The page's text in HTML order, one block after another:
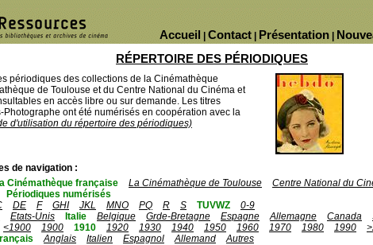
Présentation
Contact
Accueil
RÉPERTOIRE DES PÉRIODIQUES
périodiques des collections de la Cinémathèque
de Toulouse et du Centre National du Cinéma et
en accès libre ou sur demande. Les titres
ont été numérisés en coopération avec la
d'utilisation du répertoire des périodiques)
de navigation :
Cinémathèque française La Cinémathèque de Toulouse
Centre National du
Périodiques numérisés
DE F GHI JKL MNO PQ R S TUVWZ
0-9
Etats-Unis Italie Belgique Grde-Bretagne Espagne Allemagne Canada
<1900 1900 1910 1920 1930 1940 1950 1960 1970 1980 1990
Anglais Italien Espagnol Allemand
Autres